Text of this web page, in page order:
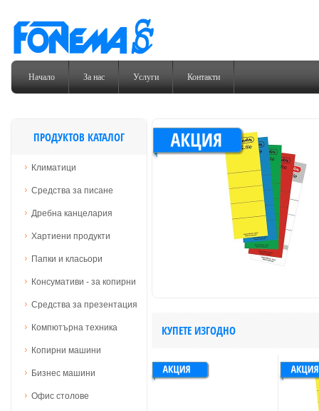
Начало За нас Услуги Контакти
ПРОДУКТОВ КАТАЛОГ
Климатици
Средства за писане
Дребна канцелария
Хартиени продукти
Папки и класьори
Консумативи - за копирни
Средства за презентация
Компютърна техника
Копирни машини
Бизнес машини
Офис столове
Leitz с уникален
на 180 °.
лв. /
€
КУПЕТЕ ИЗГОДНО